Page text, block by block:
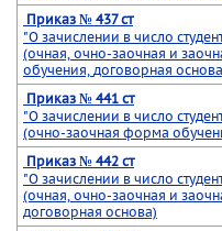
Приказ № 437 ст
"О зачислении в число
(очная, очно-заочная и
обучения, договорная
Приказ № 441 ст
"О зачислении в число
(очно-заочная форма
Приказ № 442 ст
"О зачислении в число
(очная, очно-заочная и
договорная основа)